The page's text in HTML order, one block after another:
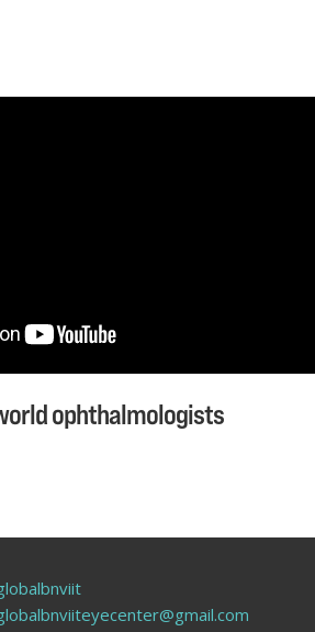
ophthalmologists